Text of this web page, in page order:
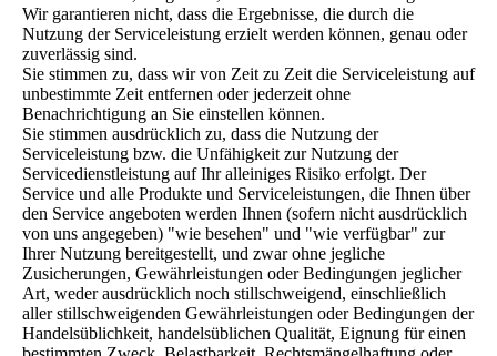
Wir garantieren nicht, dass die Ergebnisse, die durch die
Nutzung der Serviceleistung erzielt werden können, genau oder
zuverlässig sind.
Sie stimmen zu, dass wir von Zeit zu Zeit die Serviceleistung auf
unbestimmte Zeit entfernen oder jederzeit ohne
Benachrichtigung an Sie einstellen können.
Sie stimmen ausdrücklich zu, dass die Nutzung der
Serviceleistung bzw. die Unfähigkeit zur Nutzung der
Servicedienstleistung auf Ihr alleiniges Risiko erfolgt. Der
Service und alle Produkte und Serviceleistungen, die Ihnen über
den Service angeboten werden Ihnen (sofern nicht ausdrücklich
von uns angegeben) "wie besehen" und "wie verfügbar" zur
Ihrer Nutzung bereitgestellt, und zwar ohne jegliche
Zusicherungen, Gewährleistungen oder Bedingungen jeglicher
Art, weder ausdrücklich noch stillschweigend, einschließlich
aller stillschweigenden Gewährleistungen oder Bedingungen der
Handelsüblichkeit, handelsüblichen Qualität, Eignung für einen